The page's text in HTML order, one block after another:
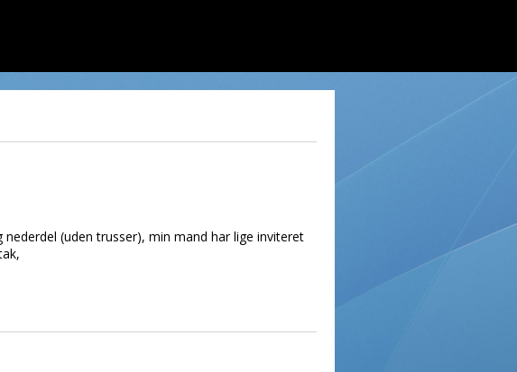
(uden trusser), min mand har lige inviteret